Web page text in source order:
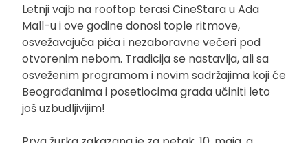
Letnji vajb na rooftop terasi CineStara u Ada
Mall-u i ove godine donosi tople ritmove,
osvežavajuća pića i nezaboravne večeri pod
otvorenim nebom. Tradicija se nastavlja, ali sa
osveženim programom i novim sadržajima koji će
Beograđanima i posetiocima grada učiniti leto
još uzbudljivijim!